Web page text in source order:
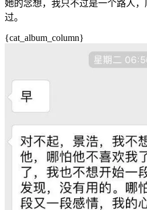
她的念想，我只不过是一个路人
过。
{cat_album_column}